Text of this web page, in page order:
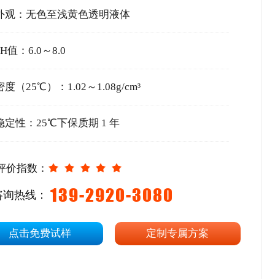
观：无色至浅黄色透明液体
值：6.0～8.0
度（25℃）：1.02～1.08g/cm³
定性：25℃下保质期 1 年
价指数：
热线： 139-2920-3080
点击免费试样 定制专属方案